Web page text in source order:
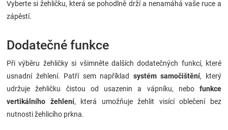
Vyberte si žehličku, která se pohodlně drží a nenamáhá vaše ruce a
zápěstí.
Dodatečné funkce
Při výběru žehličky si všimněte dalších dodatečných funkcí, které
usnadní žehlení. Patří sem například systém samočištění, který
udržuje žehličku čistou od usazenin a vápníku, nebo funkce
vertikálního žehlení, která umožňuje žehlit visící oblečení bez
nutnosti žehlicího prkna.